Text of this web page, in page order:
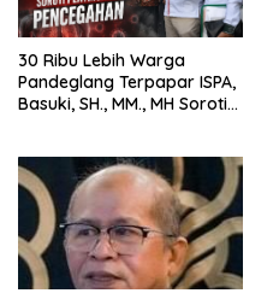
30 Ribu Lebih Warga
Pandeglang Terpapar ISPA,
Basuki, SH., MM., MH Soroti